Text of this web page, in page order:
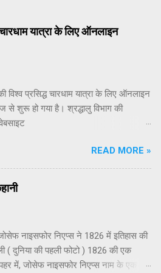
यात्रा के लिए ऑनलाइन
विश्व प्रसिद्ध चारधाम यात्रा के लिए ऑनलाइन
शुरू हो गया है। श्रद्धालु विभाग की
उत्तराखंड के माध्यम से अपना पंजीकरण करा
सचिव धीराज गर्ब्याल ने बताया कि इस वर्ष
19 अप्रैल से शुरू होगी। इसी दिन यमुनोत्री
धाम के कपाट श्रद्धालुओं के लिए खोल दिए
होने वाले सभी श्रद्धालुओं के लिए पंजीकरण
गया है। पंजीकरण प्रक्रिया को सरल बनाने के
आधार कार्ड के माध्यम से जबकि विदेशी
READ MORE »
नाइसफोर निएप्स ने 1826 में इतिहास की
( दुनिया की पहली फोटो ) 1826 की एक
में, जोसेफ नाइसफोर निएप्स नाम के एक